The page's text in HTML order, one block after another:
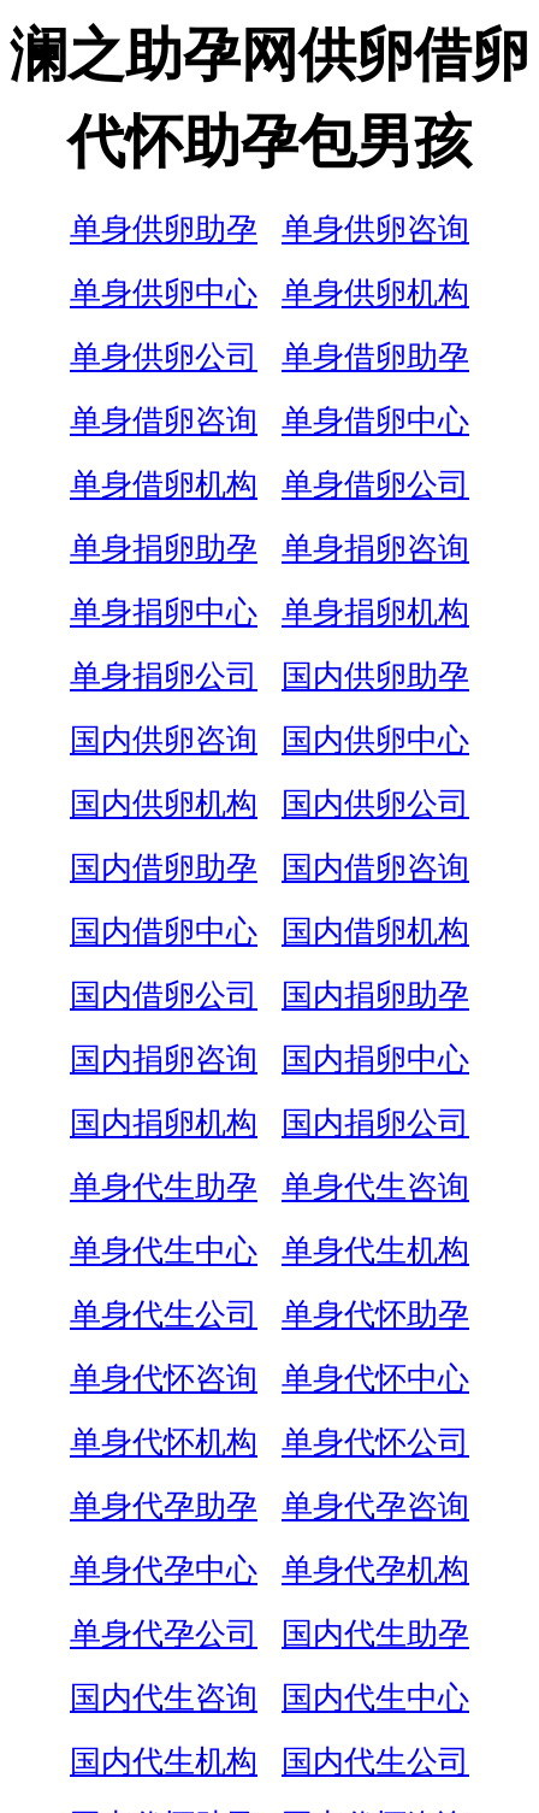
澜之助孕网供卵借卵
代怀助孕包男孩
单身供卵助孕
单身供卵咨询
单身供卵中心
单身供卵机构
单身供卵公司
单身借卵助孕
单身借卵咨询
单身借卵中心
单身借卵机构
单身借卵公司
单身捐卵助孕
单身捐卵咨询
单身捐卵中心
单身捐卵机构
单身捐卵公司
国内供卵助孕
国内供卵咨询
国内供卵中心
国内供卵机构
国内供卵公司
国内借卵助孕
国内借卵咨询
国内借卵中心
国内借卵机构
国内借卵公司
国内捐卵助孕
国内捐卵咨询
国内捐卵中心
国内捐卵机构
国内捐卵公司
单身代生助孕
单身代生咨询
单身代生中心
单身代生机构
单身代生公司
单身代怀助孕
单身代怀咨询
单身代怀中心
单身代怀机构
单身代怀公司
单身代孕助孕
单身代孕咨询
单身代孕中心
单身代孕机构
单身代孕公司
国内代生助孕
国内代生咨询
国内代生中心
国内代生机构
国内代生公司